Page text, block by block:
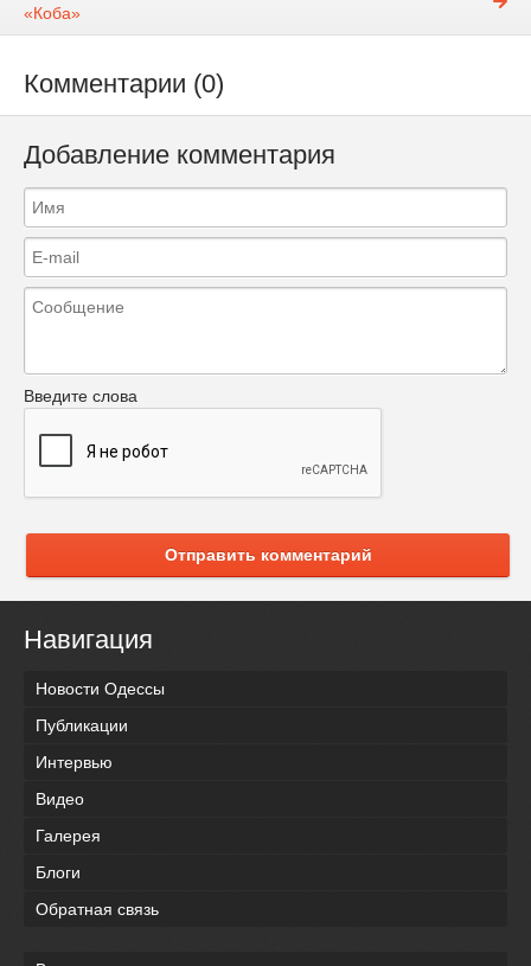
«Коба»
Комментарии (0)
Добавление комментария
Введите слова
Отправить комментарий
Навигация
Новости Одессы
Публикации
Интервью
Видео
Галерея
Блоги
Обратная связь